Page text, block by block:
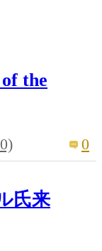
the
0
氏来